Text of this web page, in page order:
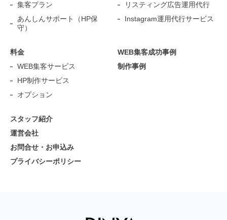
集客プラン
あんしんサポート（HP保
守）
リスティング広告運用代行
Instagram運用代行サービス
料金
WEB集客サービス
HP制作サービス
オプション
WEB集客成功事例
制作事例
スタッフ紹介
運営会社
お問合せ・お申込み
プライバシーポリシー